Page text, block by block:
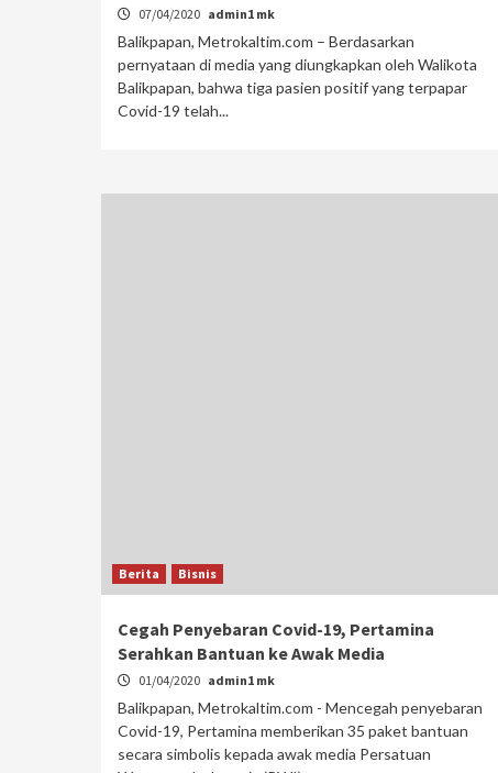
07/04/2020 admin1 mk
Balikpapan, Metrokaltim.com – Berdasarkan
pernyataan di media yang diungkapkan oleh Walikota
Balikpapan, bahwa tiga pasien positif yang terpapar
Covid-19 telah...
Berita Bisnis
Cegah Penyebaran Covid-19, Pertamina
Serahkan Bantuan ke Awak Media
01/04/2020 admin1 mk
Balikpapan, Metrokaltim.com - Mencegah penyebaran
Covid-19, Pertamina memberikan 35 paket bantuan
secara simbolis kepada awak media Persatuan